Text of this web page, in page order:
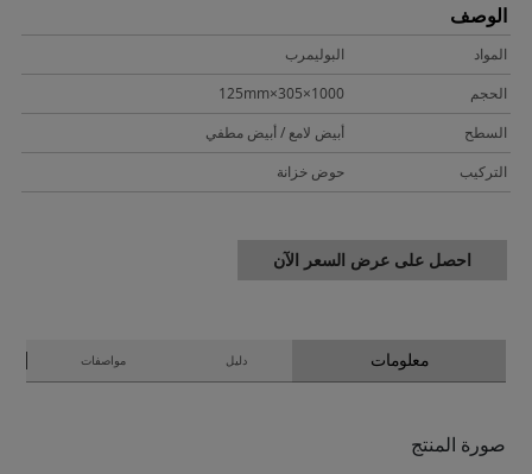
الوصف
المواد
البوليمرب
الحجم
1000×305×125mm
السطح
أبيض لامع / أبيض مطفي
التركيب
حوض خزانة
احصل على عرض السعر الآن
معلومات دليل مواصفات
صورة المنتج